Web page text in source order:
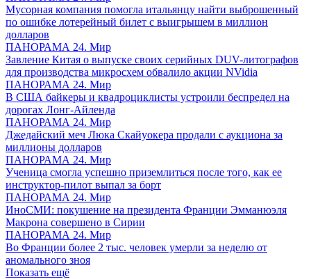
Мусорная компания помогла итальянцу найти выброшенный
по ошибке лотерейный билет с выигрышем в миллион
долларов
ПАНОРАМА 24. Мир
Завление Китая о выпуске своих серийных DUV-литографов
для производства микросхем обвалило акции NVidia
ПАНОРАМА 24. Мир
В США байкеры и квадроциклисты устроили беспредел на
дорогах Лонг-Айленда
ПАНОРАМА 24. Мир
Джедайский меч Люка Скайуокера продали с аукциона за
миллионы долларов
ПАНОРАМА 24. Мир
Ученица смогла успешно приземлиться после того, как ее
инструктор-пилот выпал за борт
ПАНОРАМА 24. Мир
ИноСМИ: покушение на президента Франции Эмманюэля
Макрона совершено в Сирии
ПАНОРАМА 24. Мир
Во Франции более 2 тыс. человек умерли за неделю от
аномального зноя
Показать ещё